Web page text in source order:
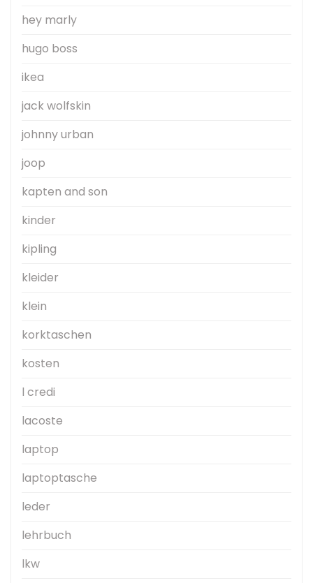
hey marly
hugo boss
ikea
jack wolfskin
johnny urban
joop
kapten and son
kinder
kipling
kleider
klein
korktaschen
kosten
l credi
lacoste
laptop
laptoptasche
leder
lehrbuch
lkw